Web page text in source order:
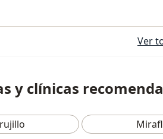
Ver
y clínicas